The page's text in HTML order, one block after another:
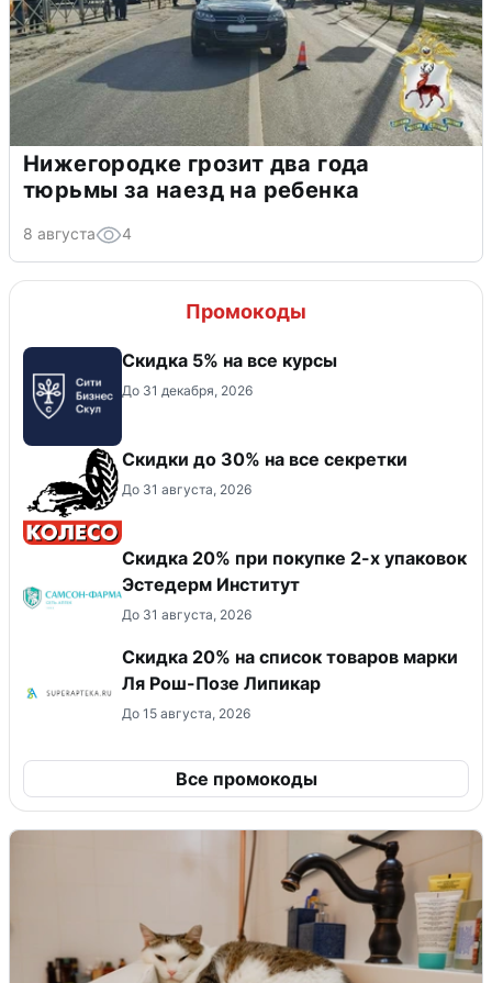
Нижегородке грозит два года
тюрьмы за наезд на ребенка
8 августа 4
Промокоды
Скидка 5% на все курсы
До 31 декабря, 2026
Скидки до 30% на все секретки
До 31 августа, 2026
Скидка 20% при покупке 2-х упаковок
Эстедерм Институт
До 31 августа, 2026
Скидка 20% на список товаров марки
Ля Рош-Позе Липикар
До 15 августа, 2026
Все промокоды